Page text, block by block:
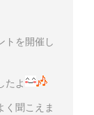
トを開催し
たよ
く聞こえま